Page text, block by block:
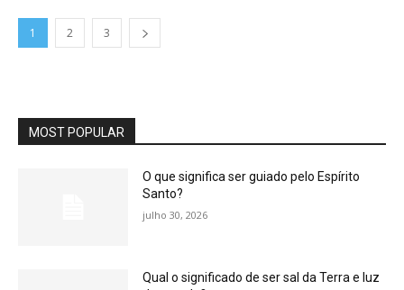
1 2 3
MOST POPULAR
O que significa ser guiado pelo Espírito
Santo?
julho 30, 2026
Qual o significado de ser sal da Terra e luz